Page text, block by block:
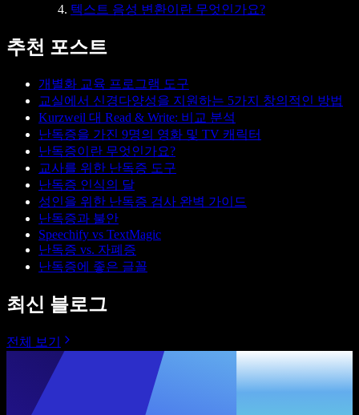
텍스트 음성 변환이란 무엇인가요?
추천 포스트
개별화 교육 프로그램 도구
교실에서 신경다양성을 지원하는 5가지 창의적인 방법
Kurzweil 대 Read & Write: 비교 분석
난독증을 가진 9명의 영화 및 TV 캐릭터
난독증이란 무엇인가요?
교사를 위한 난독증 도구
난독증 인식의 달
성인을 위한 난독증 검사 완벽 가이드
난독증과 불안
Speechify vs TextMagic
난독증 vs. 자폐증
난독증에 좋은 글꼴
최신 블로그
전체 보기